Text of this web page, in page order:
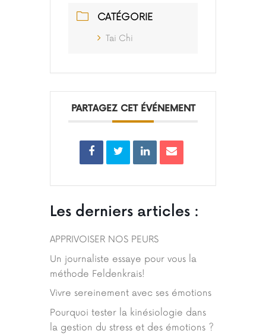
CATÉGORIE
Tai Chi
PARTAGEZ CET ÉVÉNEMENT
Les derniers articles :
APPRIVOISER NOS PEURS
Un journaliste essaye pour vous la
méthode Feldenkrais!
Vivre sereinement avec ses émotions
Pourquoi tester la kinésiologie dans
la gestion du stress et des émotions ?